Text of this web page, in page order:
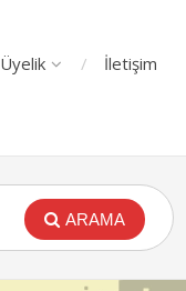
Üyelik İletişim
ARAMA